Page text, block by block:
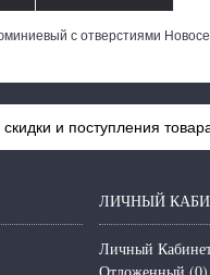
с отверстиями
и поступления
ЛИЧНЫЙ
Личный
Отложенный (0)